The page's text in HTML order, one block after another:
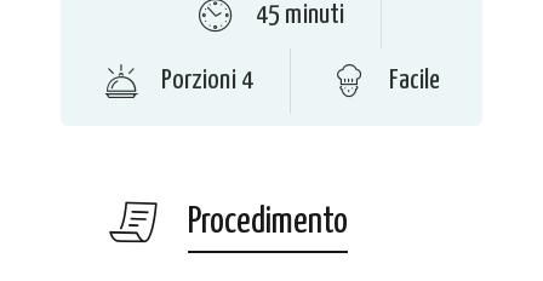
45 minuti
Porzioni 4 Facile
Procedimento